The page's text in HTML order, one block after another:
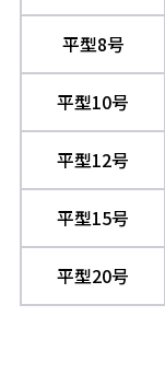
平型8号
平型10号
平型12号
平型15号
平型20号